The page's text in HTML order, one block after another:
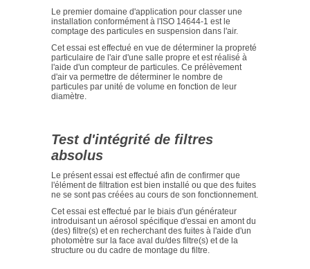
Le premier domaine d'application pour classer une
installation conformément à l'ISO 14644-1 est le
comptage des particules en suspension dans l'air.
Cet essai est effectué en vue de déterminer la propreté
particulaire de l'air d'une salle propre et est réalisé à
l'aide d'un compteur de particules. Ce prélèvement
d'air va permettre de déterminer le nombre de
particules par unité de volume en fonction de leur
diamètre.
Test d'intégrité de filtres
absolus
Le présent essai est effectué afin de confirmer que
l'élément de filtration est bien installé ou que des fuites
ne se sont pas créées au cours de son fonctionnement.
Cet essai est effectué par le biais d'un générateur
introduisant un aérosol spécifique d'essai en amont du
(des) filtre(s) et en recherchant des fuites à l'aide d'un
photomètre sur la face aval du/des filtre(s) et de la
structure ou du cadre de montage du filtre.